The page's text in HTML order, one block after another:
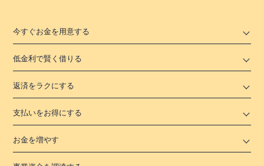
今すぐお金を用意する
低金利で賢く借りる
返済をラクにする
支払いをお得にする
お金を増やす